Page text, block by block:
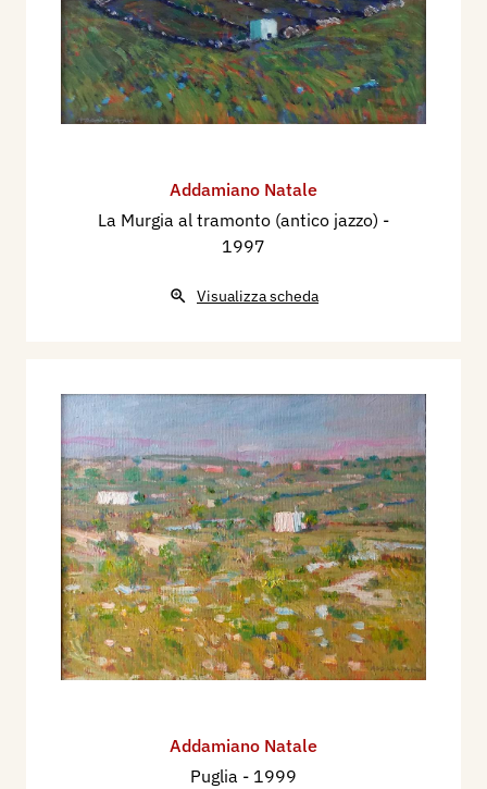
Addamiano Natale
La Murgia al tramonto (antico jazzo) -
1997
Visualizza scheda
Addamiano Natale
Puglia - 1999